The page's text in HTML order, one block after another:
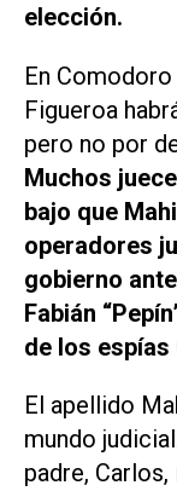
elección.
En
Figueroa
pero no por
Muchos
bajo que
operadores
gobierno
Fabián
de los
El apellido
mundo
padre,